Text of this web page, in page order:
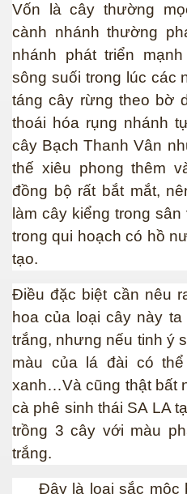
Vốn là cây thường
cành nhánh thường
nhánh phát triển
sông suối trong lúc các
táng cây rừng theo bờ
thoái hóa rụng nhánh
cây Bạch Thanh Vân
thế xiêu phong thêm
đồng bộ rất bắt mắt,
làm cây kiểng trong
trong qui hoạch có hồ
tạo.
Điều đặc biệt cần nêu
hoa của loại cây này
trắng, nhưng nếu tinh ý
màu của lá đài có
xanh…Và cũng thật bất
cà phê sinh thái SA LA
trồng 3 cây với màu
trắng.
Đây là loại sắc mộc